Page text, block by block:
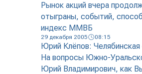
Рынок акций вчера
отыграны, событий,
индекс ММВБ
29 декабря 2005 08:15
Юрий Клёпов:
На вопросы Южно-
Юрий Владимирович, как